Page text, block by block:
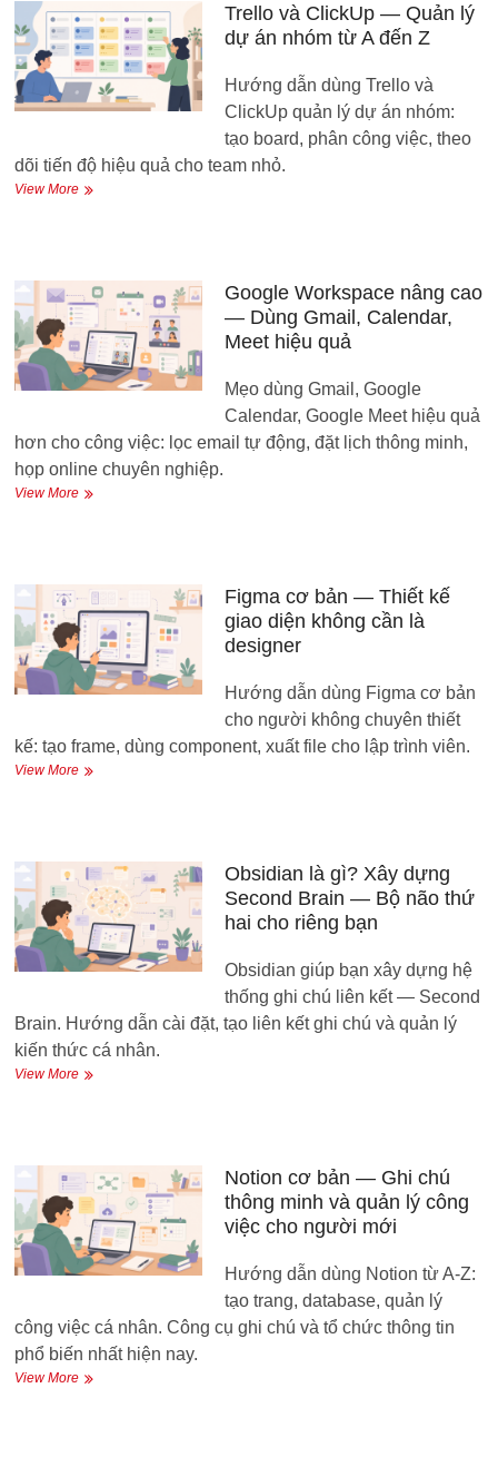
—
10
việc
cần
làm
ngay
Trello và ClickUp — Quản lý
dự án nhóm từ A đến Z
Hướng dẫn dùng Trello và
ClickUp quản lý dự án nhóm:
tạo board, phân công việc, theo
dõi tiến độ hiệu quả cho team nhỏ.
View MoreTrello
dự
án
nhóm
từ
A
Google Workspace nâng cao
— Dùng Gmail, Calendar,
Meet hiệu quả
Mẹo dùng Gmail, Google
Calendar, Google Meet hiệu quả
hơn cho công việc: lọc email tự động, đặt lịch thông minh,
họp online chuyên nghiệp.
View MoreGoogle
Dùng
Gmail,
Calendar,
Meet
hiệu
quả
Figma cơ bản — Thiết kế
giao diện không cần là
designer
Hướng dẫn dùng Figma cơ bản
cho người không chuyên thiết
kế: tạo frame, dùng component, xuất file cho lập trình viên.
View MoreFigma
kế
giao
diện
không
cần
là
Obsidian là gì? Xây dựng
Second Brain — Bộ não thứ
hai cho riêng bạn
Obsidian giúp bạn xây dựng hệ
thống ghi chú liên kết — Second
Brain. Hướng dẫn cài đặt, tạo liên kết ghi chú và quản lý
kiến thức cá nhân.
View MoreObsidian
Second
Brain
—
Bộ
não
thứ
riêng
bạn
Notion cơ bản — Ghi chú
thông minh và quản lý công
việc cho người mới
Hướng dẫn dùng Notion từ A-Z:
tạo trang, database, quản lý
công việc cá nhân. Công cụ ghi chú và tổ chức thông tin
phổ biến nhất hiện nay.
View MoreNotion